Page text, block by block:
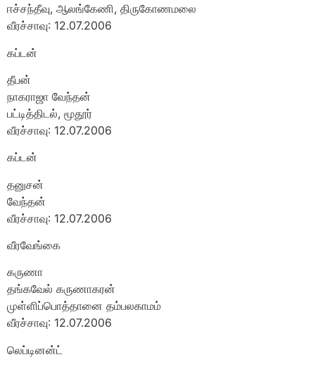
ஈச்சந்தீவு, ஆலங்கேணி, திருகோணமலை
வீரச்சாவு: 12.07.2006
கப்டன்
தீபன்
நாகராஜா வேந்தன்
பட்டித்திடல், மூதூர்
வீரச்சாவு: 12.07.2006
கப்டன்
தனுசன்
வேந்தன்
வீரச்சாவு: 12.07.2006
வீரவேங்கை
கருணா
தங்கவேல் கருணாகரன்
முள்ளிப்பொத்தானை தம்பலகாமம்
வீரச்சாவு: 12.07.2006
லெப்டினன்ட்